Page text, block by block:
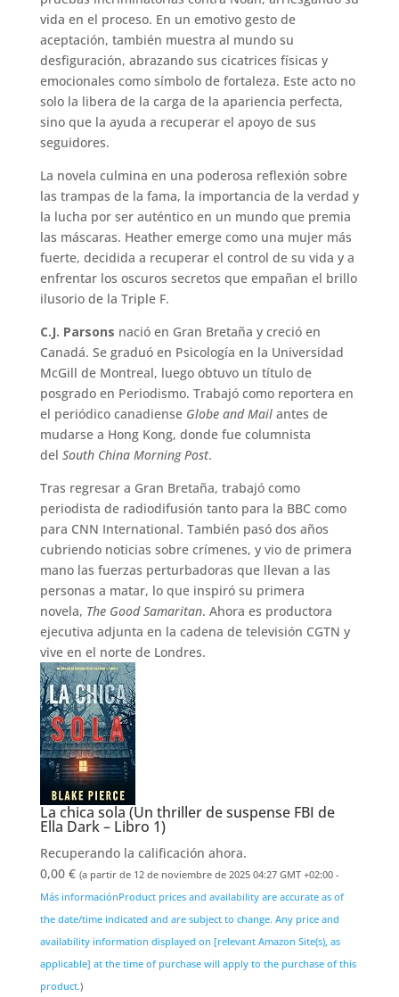
vida en el proceso. En un emotivo gesto de
aceptación, también muestra al mundo su
desfiguración, abrazando sus cicatrices físicas y
emocionales como símbolo de fortaleza. Este acto no
solo la libera de la carga de la apariencia perfecta,
sino que la ayuda a recuperar el apoyo de sus
seguidores.
La novela culmina en una poderosa reflexión sobre
las trampas de la fama, la importancia de la verdad y
la lucha por ser auténtico en un mundo que premia
las máscaras. Heather emerge como una mujer más
fuerte, decidida a recuperar el control de su vida y a
enfrentar los oscuros secretos que empañan el brillo
ilusorio de la Triple F.
C.J. Parsons nació en Gran Bretaña y creció en
Canadá. Se graduó en Psicología en la Universidad
McGill de Montreal, luego obtuvo un título de
posgrado en Periodismo. Trabajó como reportera en
el periódico canadiense Globe and Mailantes de
mudarse a Hong Kong, donde fue columnista
del South China Morning Post.
Tras regresar a Gran Bretaña, trabajó como
periodista de radiodifusión tanto para la BBC como
para CNN International. También pasó dos años
cubriendo noticias sobre crímenes, y vio de primera
mano las fuerzas perturbadoras que llevan a las
personas a matar, lo que inspiró su primera
novela, The Good Samaritan. Ahora es productora
ejecutiva adjunta en la cadena de televisión CGTN y
vive en el norte de Londres.
La chica sola (Un thriller de suspense FBI de
Ella Dark – Libro 1)
Recuperando la calificación ahora.
0,00 € (a partir de 12 de noviembre de 2025 04:27 GMT +02:00 -
Más informaciónProduct prices and availability are accurate as of
the date/time indicated and are subject to change. Any price and
availability information displayed on [relevant Amazon Site(s), as
applicable] at the time of purchase will apply to the purchase of this
product.)